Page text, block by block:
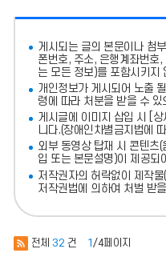
게시되는 글의 본문이나 첨
폰번호, 주소, 은행계좌번호
는 모든 정보)를 포함시키지
개인정보가 게시되어 노출
령에 따라 처분을 받을 수 있
게시글에 이미지 삽입 시 [
니다.(장애인차별금지법에
외부 동영상 탑재 시 콘텐츠
입 또는 본문설명)이 제공되
저작권자의 허락없이 제작
저작권법에 의하여 처벌 받
전체 32 건 1 /4페이지